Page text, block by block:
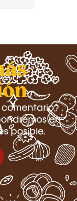
en
posible.